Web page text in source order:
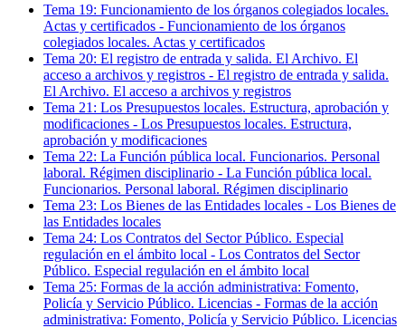
Tema 19: Funcionamiento de los órganos colegiados locales.
Actas y certificados - Funcionamiento de los órganos
colegiados locales. Actas y certificados
Tema 20: El registro de entrada y salida. El Archivo. El
acceso a archivos y registros - El registro de entrada y salida.
El Archivo. El acceso a archivos y registros
Tema 21 : Los Presupuestos locales. Estructura, aprobación y
modificaciones - Los Presupuestos locales. Estructura,
aprobación y modificaciones
Tema 22: La Función pública local. Funcionarios. Personal
laboral. Régimen disciplinario - La Función pública local.
Funcionarios. Personal laboral. Régimen disciplinario
Tema 23: Los Bienes de las Entidades locales - Los Bienes de
las Entidades locales
Tema 24: Los Contratos del Sector Público. Especial
regulación en el ámbito local - Los Contratos del Sector
Público. Especial regulación en el ámbito local
Tema 25: Formas de la acción administrativa: Fomento,
Policía y Servicio Público. Licencias - Formas de la acción
administrativa: Fomento, Policía y Servicio Público. Licencias